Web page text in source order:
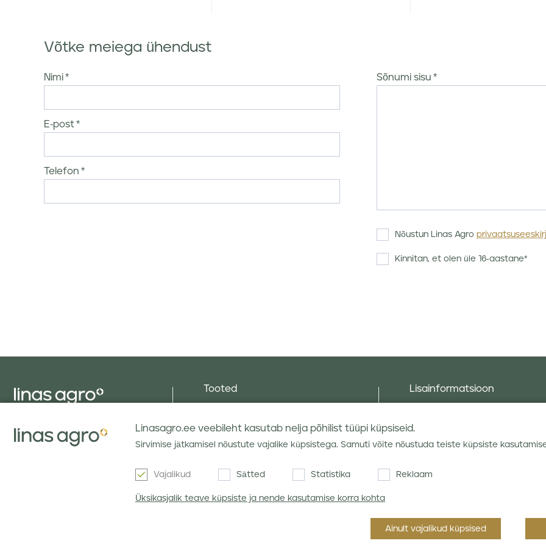
Võtke meiega ühendust
Nimi
E-post
Telefon
Sõnumi sisu
Nõustun Linas Agro
Kinnitan, et olen üle 16-aastane*
Tallinna tn 86, Peetrimõisa
küla, Viljandi maakond, 71073
Tooted
Silotooted
Väetised
Taimekaitsevahendid
Lisainformatsioon
Andmekaitsetingimused
Teraviljaturu ülevaated
Linasagro.ee veebileht kasutab nelja põhilist tüüpi küpsiseid.
Sirvimise jätkamisel nõustute vajalike küpsistega. Samuti võite nõustuda teiste küpsiste
Vajalikud Sätted Statistika Reklaam
Üksikasjalik teave küpsiste ja nende kasutamise korra kohta
Ainult vajalikud küpsised